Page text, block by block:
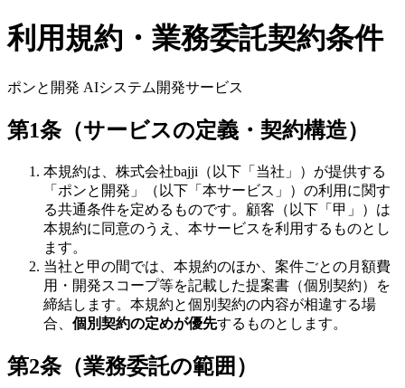
利用規約・業務委託契約条件
ポンと開発 AIシステム開発サービス
第1条（サービスの定義・契約構造）
本規約は、株式会社bajji（以下「当社」）が提供する
「ポンと開発」（以下「本サービス」）の利用に関す
る共通条件を定めるものです。顧客（以下「甲」）は
本規約に同意のうえ、本サービスを利用するものとし
ます。
当社と甲の間では、本規約のほか、案件ごとの月額費
用・開発スコープ等を記載した提案書（個別契約）を
締結します。本規約と個別契約の内容が相違する場
合、 個別契約の定めが優先するものとします。
第2条（業務委託の範囲）